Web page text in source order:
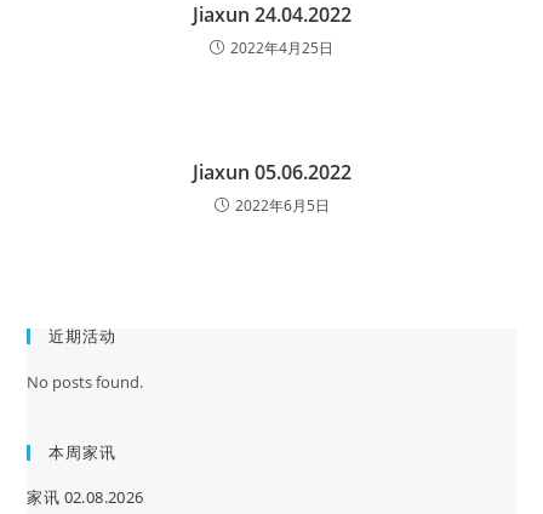
Jiaxun 24.04.2022
2022年4月25日
Jiaxun 05.06.2022
2022年6月5日
近期活动
No posts found.
本周家讯
家讯 02.08.2026